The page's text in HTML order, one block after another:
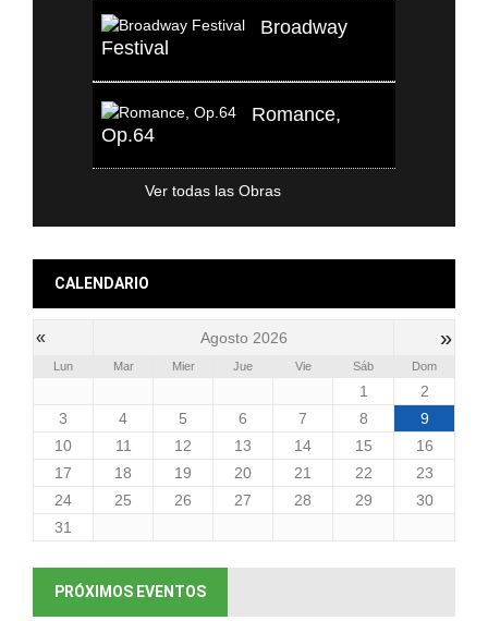
Broadway
Festival
Romance,
Op.64
Ver todas las Obras
CALENDARIO
« Agosto 2026 »
Lun Mar Mier Jue Vie Sáb Dom
1
2
3
4 5 6 7 8
9
10
11 12 13 14 15
16
17
18 19 20 21 22
23
24
25 26 27 28 29
30
31
PRÓXIMOS EVENTOS